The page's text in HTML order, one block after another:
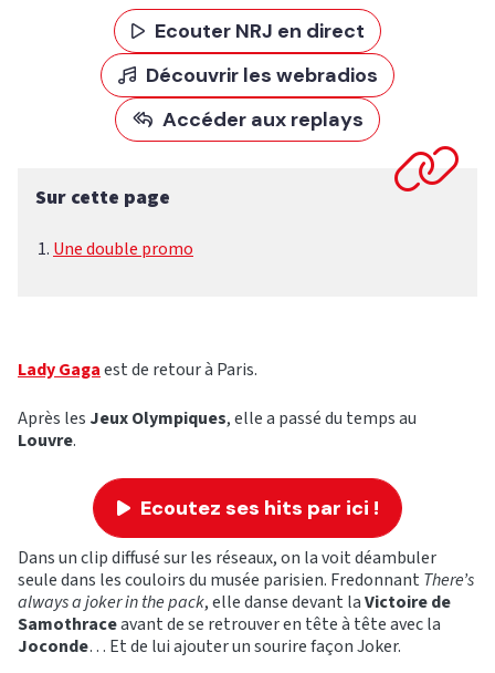
Ecouter NRJ en direct
Découvrir les webradios
Accéder aux replays
Sur cette page
Une double promo
Lady Gagaest de retour à Paris.
Après les Jeux Olympiques, elle a passé du temps au
Louvre.
Ecoutez ses hits par ici !
Dans un clip diffusé sur les réseaux, on la voit déambuler
seule dans les couloirs du musée parisien. Fredonnant There’s
always a joker in the pack, elle danse devant laVictoire de
Samothraceavant de se retrouver en tête à tête avec la
Joconde… Et de lui ajouter un sourire façon Joker.